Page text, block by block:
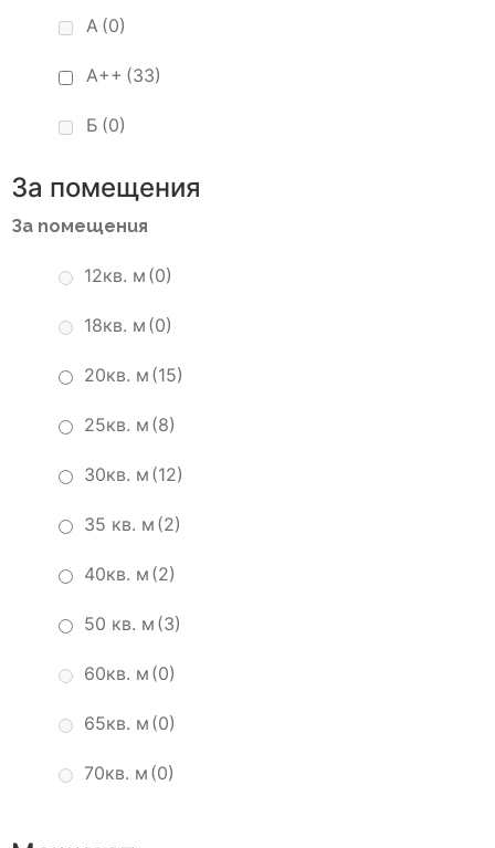
А (0)
А++ (33)
Б (0)
За помещения
За помещения
12кв. м (0)
18кв. м (0)
20кв. м (15)
25кв. м (8)
30кв. м (12)
35 кв. м (2)
40кв. м (2)
50 кв. м (3)
60кв. м (0)
65кв. м (0)
70кв. м (0)